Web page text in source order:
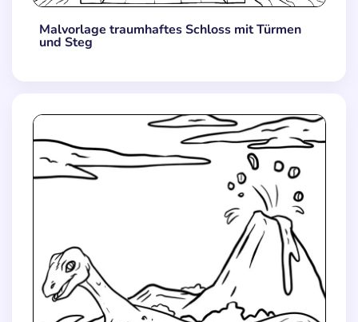
Malvorlage traumhaftes Schloss mit Türmen
und Steg